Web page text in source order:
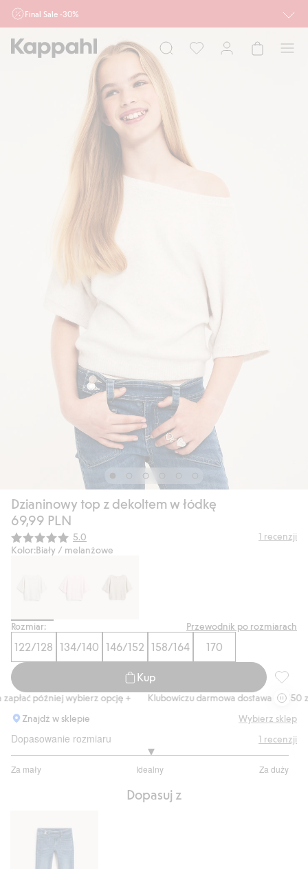
Final Sale -30%
działu outlet do 10.8 w sklepach Kappahl i Newbie oraz na kappahl.com. Ofert
nie łączymy
Mężczyzna Dziecko
Dzianinowy top z dekoltem w łódkę
69,99 PLN
Średnia ocena:
5.0 1 recenzji
Kolor:Biały / melanżowe
Rozmiar: Przewodnik po rozmiarach
122/128 134/140 146/152 158/164 170
Kup
później wybierz opcję +
Klubowiczu darmowa dostawa od 150 zł
Znajdź w sklepie
Wybierz sklep
Dopasowanie rozmiaru
Za mały Idealny Za duży
na
głosów
1 recenzji
Dopasuj z